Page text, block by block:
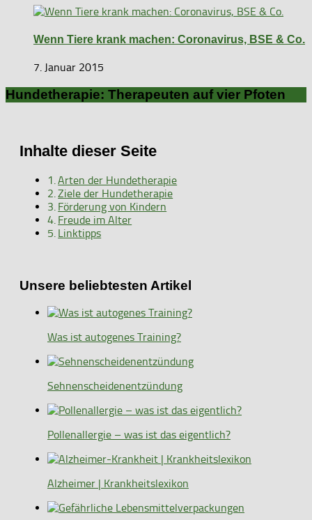
Wenn Tiere krank machen: Coronavirus, BSE & Co.
7. Januar 2015
Hundetherapie: Therapeuten auf vier Pfoten
Inhalte dieser Seite
Arten der Hundetherapie
Ziele der Hundetherapie
Förderung von Kindern
Freude im Alter
Linktipps
Unsere beliebtesten Artikel
Was ist autogenes Training?
Sehnenscheidenentzündung
Pollenallergie – was ist das eigentlich?
Alzheimer | Krankheitslexikon